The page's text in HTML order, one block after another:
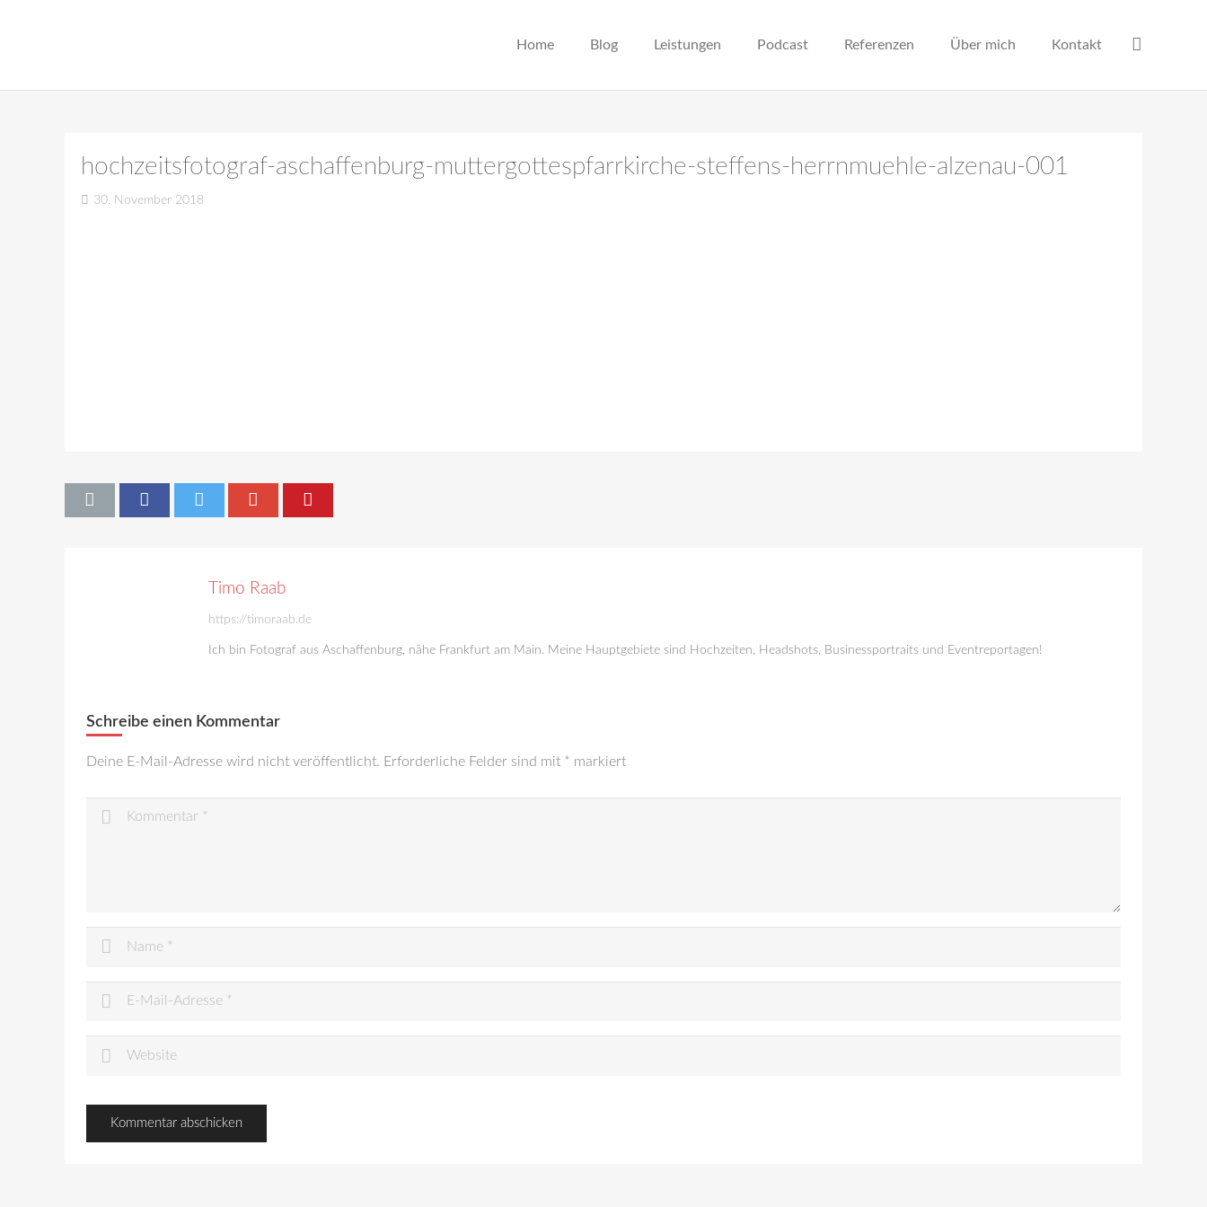
Home Blog Leistungen Podcast Referenzen Über mich Kontakt
hochzeitsfotograf-aschaffenburg-muttergottespfarrkirche-steffens-herrnmuehle-alzenau-001
30. November 2018
Timo Raab
https://timoraab.de
Ich bin Fotograf aus Aschaffenburg, nähe Frankfurt am Main. Meine Hauptgebiete sind Hochzeiten, Headshots, Businessportraits und Eventreportagen!
Schreibe einen Kommentar
Deine E-Mail-Adresse wird nicht veröffentlicht. Erforderliche Felder sind mit * markiert